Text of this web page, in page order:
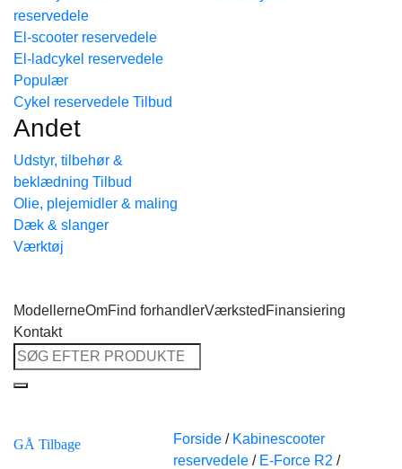
reservedele
El-scooter reservedele
El-ladcykel reservedele
Cykel reservedele
Andet
Udstyr, tilbehør &
beklædning
Olie, plejemidler & maling
Dæk & slanger
Værktøj
ModellerneOmFind forhandlerVærksted Finansiering
Kontakt
Søg
efter:
GÅ Tilbage Forside / Kabinescooter
reservedele / E-Force R2 /